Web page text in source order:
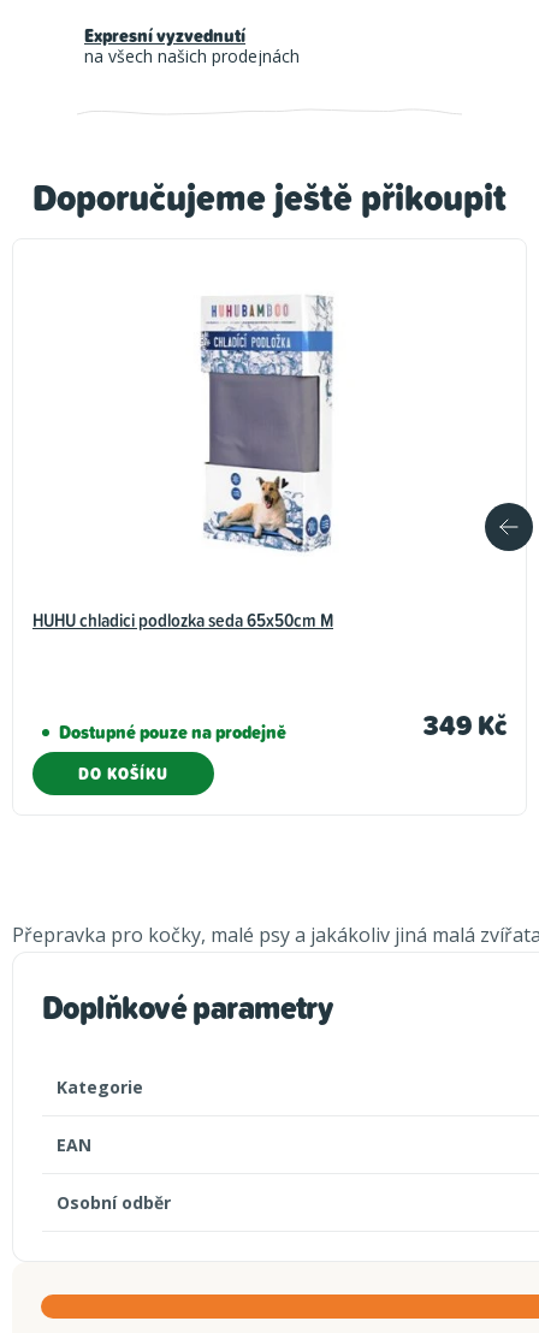
Doporučujeme ještě přikoupit
HUHU chladici podlozka seda 65x50cm M
Dostupné pouze na prodejně 349 Kč
DO KOŠÍKU
Expresní vyzvednutí
na všech našich prodejnách
Přepravka pro kočky, malé psy a jakákoliv jiná malá
Doplňkové parametry
Kategorie
EAN
Osobní odběr